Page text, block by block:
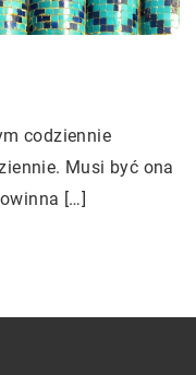
codziennie
Musi być ona
[…]